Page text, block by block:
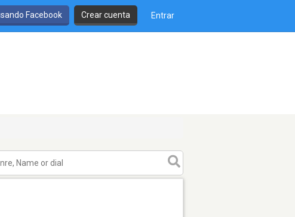
Facebook Crear cuenta Entrar